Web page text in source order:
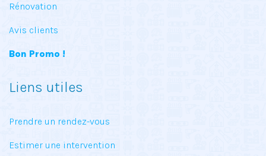
Rénovation
Avis clients
Bon Promo !
Liens utiles
Prendre un rendez-vous
Estimer une intervention